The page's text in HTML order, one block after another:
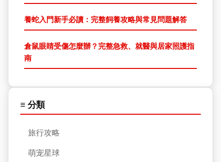
養蛇入門新手必讀：完整飼養攻略與常見問題解答
倉鼠眼睛受傷怎麼辦？完整急救、就醫與居家照護指
南
≡ 分類
旅行攻略
萌宠星球